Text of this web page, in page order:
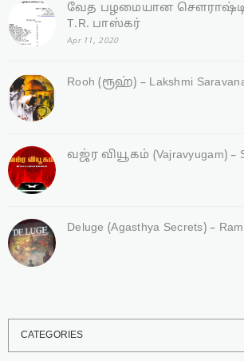
வேத பழமையான
T.R. பாஸ்கர்
Apr 11, 2020
Rooh (ரூஹ்) – Lakshmi
வஜ்ர‌ வியூகம் (Vajravyugam) –
Deluge (Agasthya Secrets) –
CATEGORIES